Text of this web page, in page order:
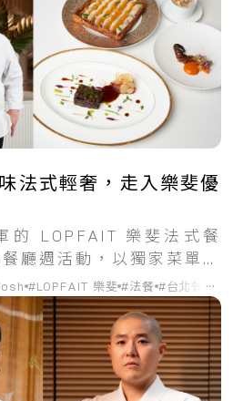
法式輕奢，走入樂斐優
的 LOPFAIT 樂斐法式餐
廳週活動，以獨家菜單展
情調。
#LOPFAIT 樂斐 #法餐 #台北餐廳週
...